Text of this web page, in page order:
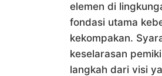
elemen di
fondasi utama
kekompakan.
keselarasan
langkah dari visi